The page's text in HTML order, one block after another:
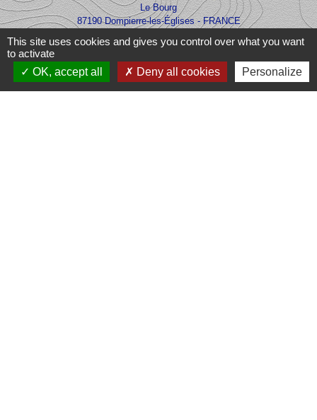
Le Bourg
87190 Dompierre-les-Églises - FRANCE
This site uses cookies and gives you control over what you want
to activate
OK, accept all
Deny all cookies Personalize